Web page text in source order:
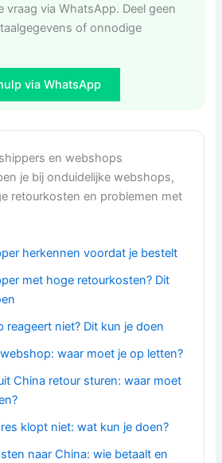
via WhatsApp. Deel geen
of onnodige
via WhatsApp
en webshops
je bij onduidelijke webshops,
retourkosten en problemen met
herkennen voordat je bestelt
met hoge retourkosten? Dit
reageert niet? Dit kun je doen
waar moet je op letten?
China retour sturen: waar moet
klopt niet: wat kun je doen?
naar China: wie betaalt en